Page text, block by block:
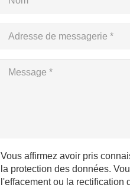
Vous affirmez avoir pris
la protection des données.
l'effacement ou la rectification